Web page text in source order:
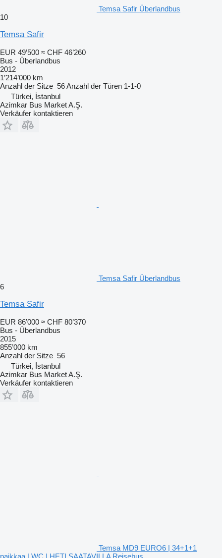
Temsa Safir Überlandbus
10
Temsa Safir
EUR 49’500 ≈ CHF 46’260
Bus - Überlandbus
2012
1’214’000 km
Anzahl der Sitze 56Anzahl der Türen 1-1-0
Türkei, İstanbul
Azimkar Bus Market A.Ş.
Verkäufer kontaktieren
Temsa Safir Überlandbus
6
Temsa Safir
EUR 86’000 ≈ CHF 80’370
Bus - Überlandbus
2015
855’000 km
Anzahl der Sitze 56
Türkei, İstanbul
Azimkar Bus Market A.Ş.
Verkäufer kontaktieren
Temsa MD9 EURO6 | 34+1+1
paikkaa | WC | HETI SAATAVILLA Reisebus